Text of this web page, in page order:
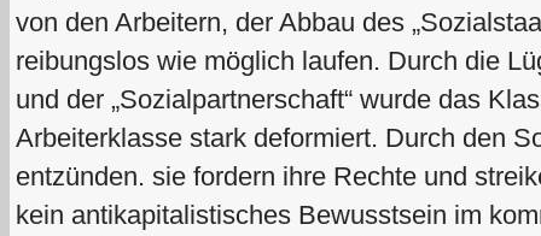
von den Arbeitern, der Abbau des
reibungslos wie möglich laufen. Durch die
und der „Sozialpartnerschaft“ wurde das
Arbeiterklasse stark deformiert. Durch den
entzünden. sie fordern ihre Rechte und
kein antikapitalistisches Bewusstsein im